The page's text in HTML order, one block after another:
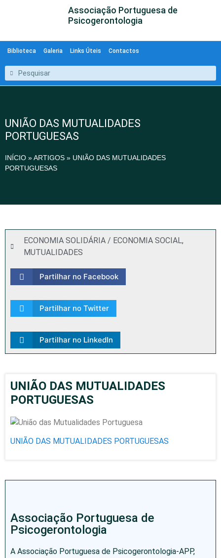
Associação Portuguesa de
Psicogerontologia
Biblioteca Galeria Links Úteis Contactos
UNIÃO DAS MUTUALIDADES
PORTUGUESAS
INÍCIO »ARTIGOS » UNIÃO DAS MUTUALIDADES
PORTUGUESAS
ECONOMIA SOLIDÁRIA / ECONOMIA SOCIAL,
MUTUALIDADES
Partilhar no Facebook
Partilhar no Twitter
Partilhar no LinkedIn
UNIÃO DAS MUTUALIDADES
PORTUGUESAS
UNIÃO DAS MUTUALIDADES PORTUGUESAS
Associação Portuguesa de
Psicogerontologia
A Associação Portuguesa de Psicogerontologia-APP,